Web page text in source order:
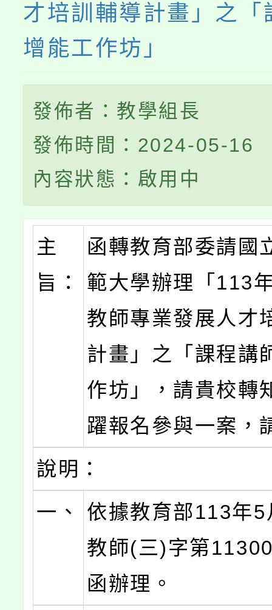
才培訓輔導計畫」之「
增能工作坊」
發佈者：教學組長
發佈時間：2024-05-16
內容狀態：啟用中
主
旨：
函轉教育部委請國
範大學辦理「113
教師專業發展人才
計畫」之「課程講
作坊」，請貴校轉
躍報名參與一案，
說明：
一、
依據教育部113年
教師(三)字第
函辦理。